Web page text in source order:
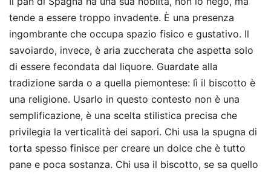
tende a essere troppo invadente. È una presenza
ingombrante che occupa spazio fisico e gustativo. Il
savoiardo, invece, è aria zuccherata che aspetta solo
di essere fecondata dal liquore. Guardate alla
tradizione sarda o a quella piemontese: lì il biscotto è
una religione. Usarlo in questo contesto non è una
semplificazione, è una scelta stilistica precisa che
privilegia la verticalità dei sapori. Chi usa la spugna di
torta spesso finisce per creare un dolce che è tutto
pane e poca sostanza. Chi usa il biscotto, se sa quello